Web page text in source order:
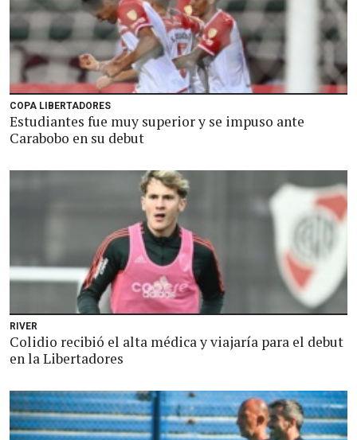
COPA LIBERTADORES
Estudiantes fue muy superior y se impuso ante
Carabobo en su debut
RIVER
Colidio recibió el alta médica y viajaría para el debut
en la Libertadores